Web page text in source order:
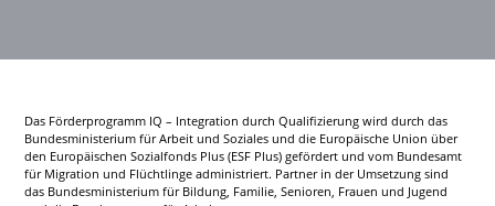
Das Förderprogramm IQ – Integration durch Qualifizierung wird durch das
Bundesministerium für Arbeit und Soziales und die Europäische Union über
den Europäischen Sozialfonds Plus (ESF Plus) gefördert und vom Bundesamt
für Migration und Flüchtlinge administriert. Partner in der Umsetzung sind
das Bundesministerium für Bildung, Familie, Senioren, Frauen und Jugend